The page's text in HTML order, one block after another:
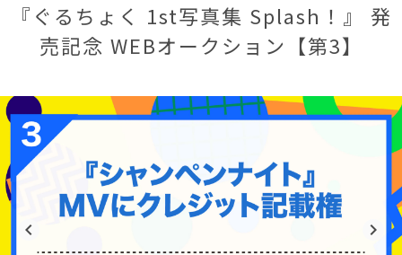
『ぐるちょく 1st写真集 Splash！』 発
売記念 WEBオークション【第3】
navigate_before navigate_next